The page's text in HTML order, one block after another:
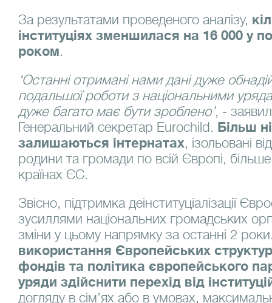
За результатами проведеного аналізу,
інституціях зменшилася на 16 000 у
роком.
‘Останні отримані нами дані дуже
подальшої роботи з національними
дуже багато має бути зроблено’, -
Генеральний секретар Eurochild. Більш
залишаються інтернатах, ізольовані
родини та громади по всій Європі,
країнах ЄС.
Звісно, підтримка деінституціалізації
зусиллями національних громадських
зміни у цьому напрямку за останні 2
використання Європейських
фондів та політика європейського
уряди здійснити перехід від
догляду в сім’ях або в умовах,